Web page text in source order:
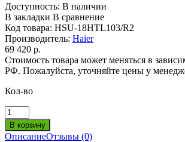
Доступность: В наличии
В закладки В сравнение
Код товара: HSU-18HTL103/R2
Производитель: Haier
69 420 р.
Стоимость товара может меняться в
РФ. Пожалуйста, уточняйте цены у
Кол-во
ОписаниеОтзывы (0)